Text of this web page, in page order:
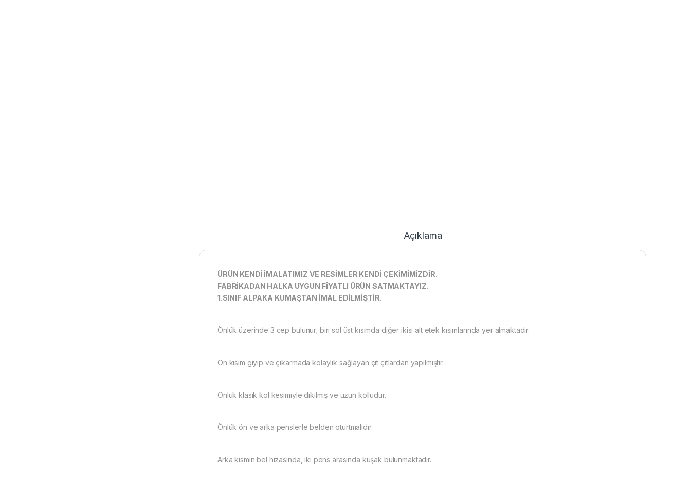
Açıklama
ÜRÜN KENDİ İMALATIMIZ VE RESİMLER KENDİ ÇEKİMİMİZDİR.
FABRİKADAN HALKA UYGUN FİYATLI ÜRÜN SATMAKTAYIZ.
1.SINIF ALPAKA KUMAŞTAN İMAL EDİLMİŞTİR.
Önlük üzerinde 3 cep bulunur; biri sol üst kısımda diğer ikisi alt etek kısımlarında yer almaktadır.
Ön kısım giyip ve çıkarmada kolaylık sağlayan çıt çıtlardan yapılmıştır.
Önlük klasik kol kesimiyle dikilmiş ve uzun kolludur.
Önlük ön ve arka penslerle belden oturtmalıdır.
Arka kısmın bel hizasında, iki pens arasında kuşak bulunmaktadır.